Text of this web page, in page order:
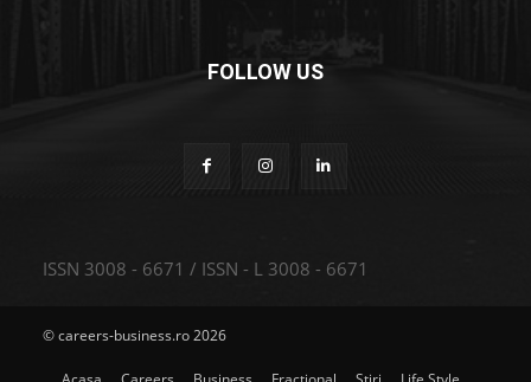
FOLLOW US
ISSN 3008 - 6671 / ISSN - L 3008 - 6671
© careers-business.ro 2026